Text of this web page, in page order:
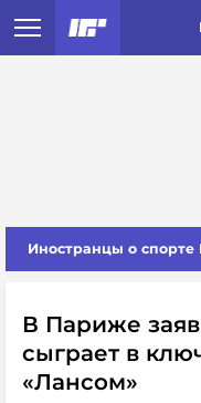
Иностранцы о спорте
В Париже
сыграет в
«Лансом»